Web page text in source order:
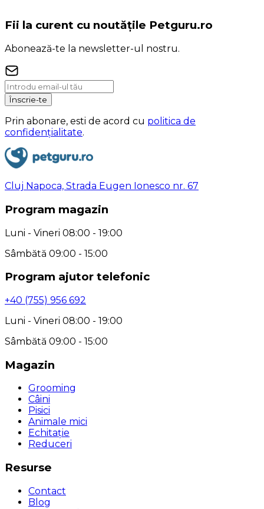
Fii la curent cu noutățile Petguru.ro
Abonează-te la newsletter-ul nostru.
Înscrie-te
Prin abonare, esti de acord cu politica de
confidențialitate.
Cluj Napoca, Strada Eugen Ionesco nr. 67
Program magazin
Luni - Vineri 08:00 - 19:00
Sâmbătă 09:00 - 15:00
Program ajutor telefonic
+40 (755) 956 692
Luni - Vineri 08:00 - 19:00
Sâmbătă 09:00 - 15:00
Magazin
Grooming
Câini
Pisici
Animale mici
Echitație
Reduceri
Resurse
Contact
Blog